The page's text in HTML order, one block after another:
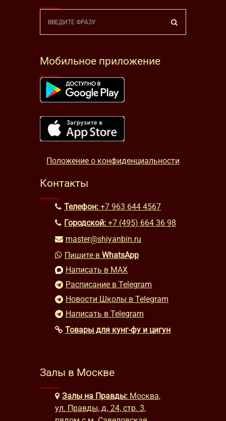
Мобильное приложение
Положение о конфиденциальности
Контакты
Телефон: +7 963 644 4567
Городской: +7 (495) 664 36 98
master@shiyanbin.ru
Пишите в WhatsApp
Написать в MAX
Расписание в Telegram
Новости Школы в Telegram
Написать в Telegram
Товары для кунг-фу и цигун
Залы в Москве
Залы на Правды: Москва,
ул. Правды, д. 24, стр. 3,